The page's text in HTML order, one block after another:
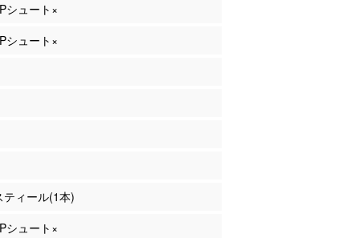
シュート×
シュート×
ィール(1本)
シュート×